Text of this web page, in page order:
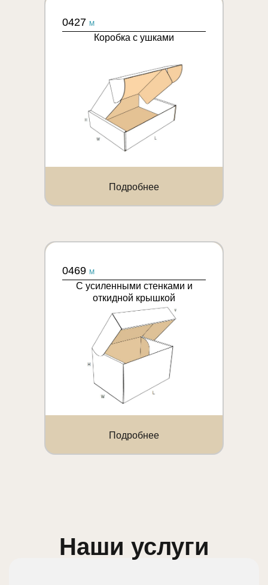
0427 M
Коробка с ушками
Подробнее
0469 M
С усиленными стенками и
откидной крышкой
Подробнее
Наши услуги